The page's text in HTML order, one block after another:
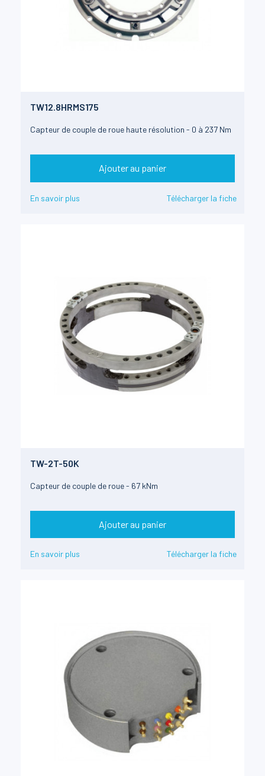
TW12.8HRMS175
Capteur de couple de roue haute résolution - 0 à 237 Nm
Ajouter au panier
En savoir plus Télécharger la fiche
TW-2T-50K
Capteur de couple de roue - 67 kNm
Ajouter au panier
En savoir plus Télécharger la fiche